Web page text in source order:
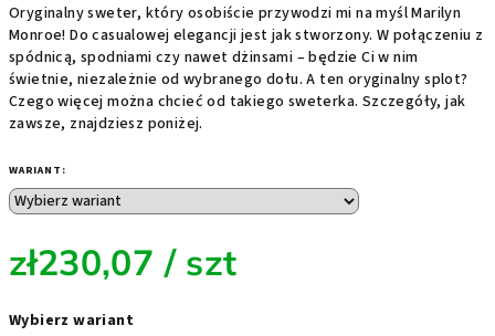
Oryginalny sweter, który osobiście przywodzi mi na myśl Marilyn
Monroe! Do casualowej elegancji jest jak stworzony. W połączeniu z
spódnicą, spodniami czy nawet dżinsami – będzie Ci w nim
świetnie, niezależnie od wybranego dołu. A ten oryginalny splot?
Czego więcej można chcieć od takiego sweterka. Szczegóły, jak
zawsze, znajdziesz poniżej.
WARIANT:
zł230,07 / szt
jednostkowa:
Wybierz wariant